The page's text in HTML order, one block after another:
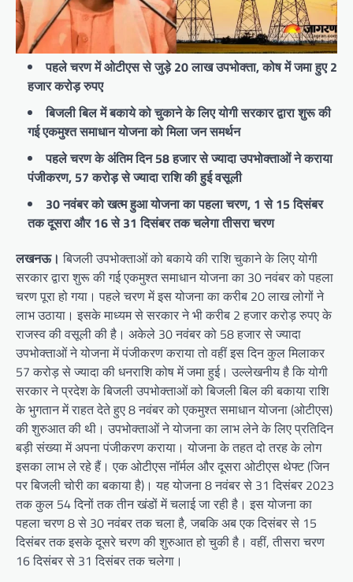
पहले चरण में ओटीएस से जुड़े 20 लाख उपभोक्ता, कोष में जमा हुए 2
हजार करोड़ रुपए
बिजली बिल में बकाये को चुकाने के लिए योगी सरकार द्वारा शुरू की
गई एकमुश्त समाधान योजना को मिला जन समर्थन
पहले चरण के अंतिम दिन 58 हजार से ज्यादा उपभोक्ताओं ने कराया
पंजीकरण, 57 करोड़ से ज्यादा राशि की हुई वसूली
30 नवंबर को खत्म हुआ योजना का पहला चरण, 1 से 15 दिसंबर
तक दूसरा और 16 से 31 दिसंबर तक चलेगा तीसरा चरण
लखनऊ। बिजली उपभोक्ताओं को बकाये की राशि चुकाने के लिए योगी
सरकार द्वारा शुरू की गई एकमुश्त समाधान योजना का 30 नवंबर को पहला
चरण पूरा हो गया। पहले चरण में इस योजना का करीब 20 लाख लोगों ने
लाभ उठाया। इसके माध्यम से सरकार ने भी करीब 2 हजार करोड़ रुपए के
राजस्व की वसूली की है। अकेले 30 नवंबर को 58 हजार से ज्यादा
उपभोक्ताओं ने योजना में पंजीकरण कराया तो वहीं इस दिन कुल मिलाकर
57 करोड़ से ज्यादा की धनराशि कोष में जमा हुई। उल्लेखनीय है कि योगी
सरकार ने प्रदेश के बिजली उपभोक्ताओं को बिजली बिल की बकाया राशि
के भुगतान में राहत देते हुए 8 नवंबर को एकमुश्त समाधान योजना (ओटीएस)
की शुरुआत की थी। उपभोक्ताओं ने योजना का लाभ लेने के लिए प्रतिदिन
बड़ी संख्या में अपना पंजीकरण कराया। योजना के तहत दो तरह के लोग
इसका लाभ ले रहे हैं। एक ओटीएस नॉर्मल और दूसरा ओटीएस थेफ्ट (जिन
पर बिजली चोरी का बकाया है)। यह योजना 8 नवंबर से 31 दिसंबर 2023
तक कुल 54 दिनों तक तीन खंडों में चलाई जा रही है। इस योजना का
पहला चरण 8 से 30 नवंबर तक चला है, जबकि अब एक दिसंबर से 15
दिसंबर तक इसके दूसरे चरण की शुरुआत हो चुकी है। वहीं, तीसरा चरण
16 दिसंबर से 31 दिसंबर तक चलेगा।